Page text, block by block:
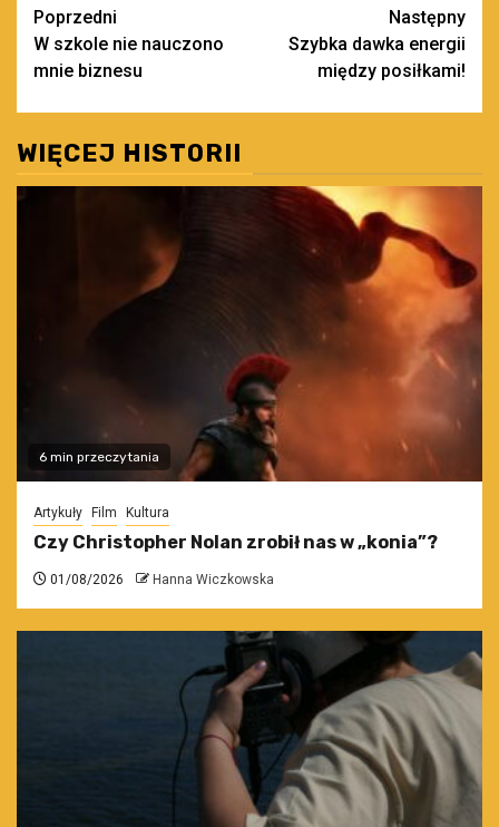
Zobacz
wpisy
Poprzedni
W szkole nie nauczono
mnie biznesu
Następny
Szybka dawka energii
między posiłkami!
WIĘCEJ HISTORII
6 min przeczytania
Artykuły Film Kultura
Czy Christopher Nolan zrobił nas w „konia”?
01/08/2026 Hanna Wiczkowska